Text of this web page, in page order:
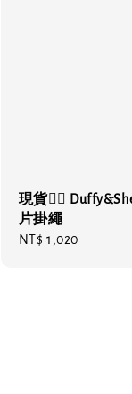
現貨❤️‍🔥
片掛繩
Regular
NT$ 1,020